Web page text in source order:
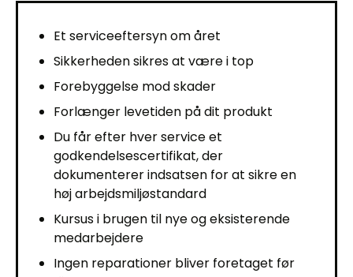
Et serviceeftersyn om året
Sikkerheden sikres at være i top
Forebyggelse mod skader
Forlænger levetiden på dit produkt
Du får efter hver service et
godkendelsescertifikat, der
dokumenterer indsatsen for at sikre en
høj arbejdsmiljøstandard
Kursus i brugen til nye og eksisterende
medarbejdere
Ingen reparationer bliver foretaget før